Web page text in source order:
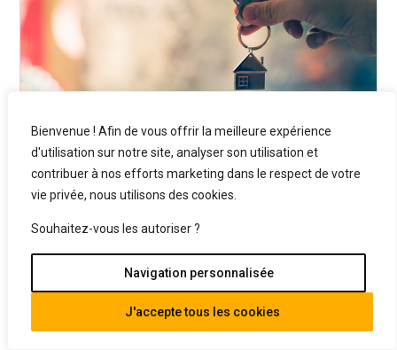
Bienvenue ! Afin de vous offrir la meilleure expérience
d'utilisation sur notre site, analyser son utilisation et
contribuer à nos efforts marketing dans le respect de votre
vie privée, nous utilisons des cookies.
Souhaitez-vous les autoriser ?
Navigation personnalisée
J'accepte tous les cookies
Dispositif Duflot
Loi Duflot La loi de défiscalisation Duflot, dispositif
destiné à succéder au « Scellier », en fin...